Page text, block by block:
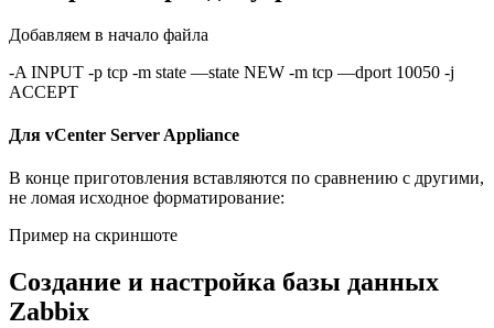
Добавляем в начало файла
-A INPUT -p tcp -m state —state NEW -m tcp —dport 10050 -j
ACCEPT
Для vCenter Server Appliance
В конце приготовления вставляются по сравнению с другими,
не ломая исходное форматирование:
Пример на скриншоте
Создание и настройка базы данных
Zabbix